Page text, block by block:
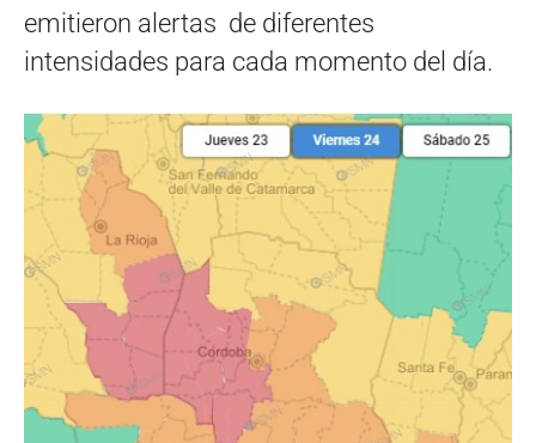
emitieron alertas de diferentes
intensidades para cada momento del día.